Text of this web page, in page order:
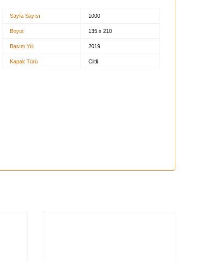
Sayfa Sayısı 1000
Boyut 135 x 210
Basım Yılı 2019
Kapak Türü Ciltli